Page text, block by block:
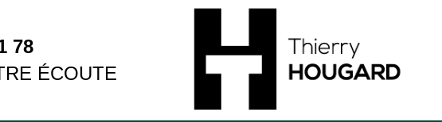
78
ÉCOUTE